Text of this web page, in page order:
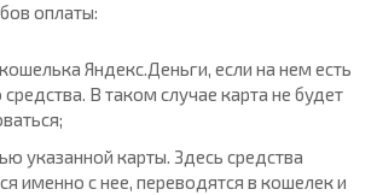
оплаты:
Яндекс.Деньги, если на нем есть
В таком случае карта не будет
указанной карты. Здесь средства
именно с нее, переводятся в кошелек и